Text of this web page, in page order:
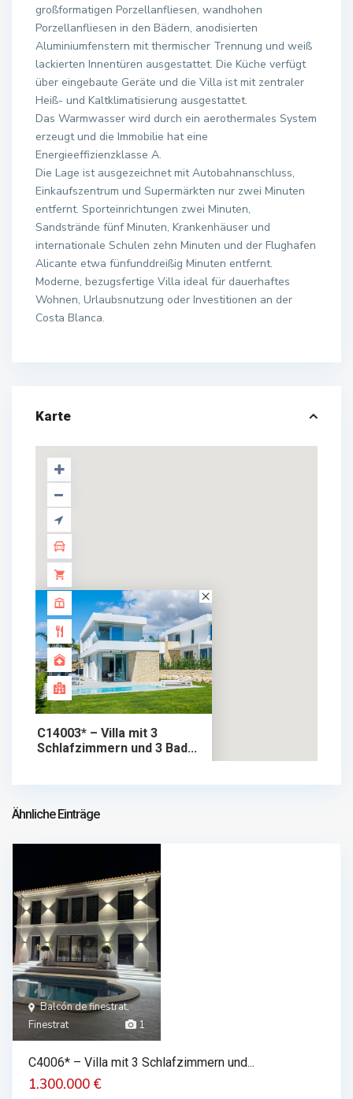
großformatigen Porzellanfliesen, wandhohen
Porzellanfliesen in den Bädern, anodisierten
Aluminiumfenstern mit thermischer Trennung und weiß
lackierten Innentüren ausgestattet. Die Küche verfügt
über eingebaute Geräte und die Villa ist mit zentraler
Heiß- und Kaltklimatisierung ausgestattet.
Das Warmwasser wird durch ein aerothermales System
erzeugt und die Immobilie hat eine
Energieeffizienzklasse A.
Die Lage ist ausgezeichnet mit Autobahnanschluss,
Einkaufszentrum und Supermärkten nur zwei Minuten
entfernt. Sporteinrichtungen zwei Minuten,
Sandstrände fünf Minuten, Krankenhäuser und
internationale Schulen zehn Minuten und der Flughafen
Alicante etwa fünfunddreißig Minuten entfernt.
Moderne, bezugsfertige Villa ideal für dauerhaftes
Wohnen, Urlaubsnutzung oder Investitionen an der
Costa Blanca.
Karte
C14003* – Villa mit 3
Schlafzimmern und 3 Bad...
735.000 €
Ähnliche Einträge
1
Balcón de finestrat,
Finestrat
C4006* – Villa mit 3 Schlafzimmern und...
1.300.000 €